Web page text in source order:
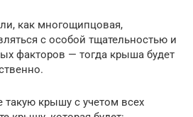
как многощипцовая,
с особой тщательностью и
факторов — тогда крыша будет
такую крышу с учетом всех